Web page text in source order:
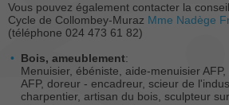
Vous pouvez également contacter la
Cycle de Collombey-Muraz Mme Nadège
(téléphone 024 473 61 82)
Bois, ameublement:
Menuisier, ébéniste, aide-menuisier
AFP, doreur - encadreur, scieur de
charpentier, artisan du bois, sculpteur